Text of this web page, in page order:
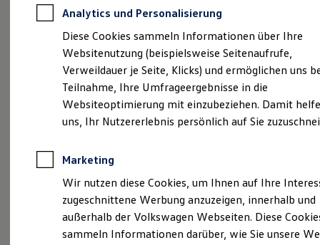
Autokredit mit Schlussrate
Versicherungen und Garantien
Kfz-Versicherung
Restschuldversicherungen
Garantien
Wartungsverträge
Geschäftskunden
Professional Class bei Volkswagen
Großkunden
Behörden
Anpfiff zum Gewinn
Elektroautos
ID. Tutorials
Elektrofahrzeugkonzepte
Reichweite
Impressum & Rechtliches )
Probefahrt vereinbaren
Analytics und Personalisierung
Diese Cookies sammeln Informationen über Ihre
Websitenutzung (beispielsweise Seitenaufrufe,
Verweildauer je Seite, Klicks) und ermöglichen uns
Teilnahme, Ihre Umfrageergebnisse in die
Websiteoptimierung mit einzubeziehen. Damit
uns, Ihr Nutzererlebnis persönlich auf Sie
Marketing
Wir nutzen diese Cookies, um Ihnen auf Ihre
zugeschnittene Werbung anzuzeigen, innerhalb und
außerhalb der Volkswagen Webseiten. Diese
sammeln Informationen darüber, wie Sie unsere